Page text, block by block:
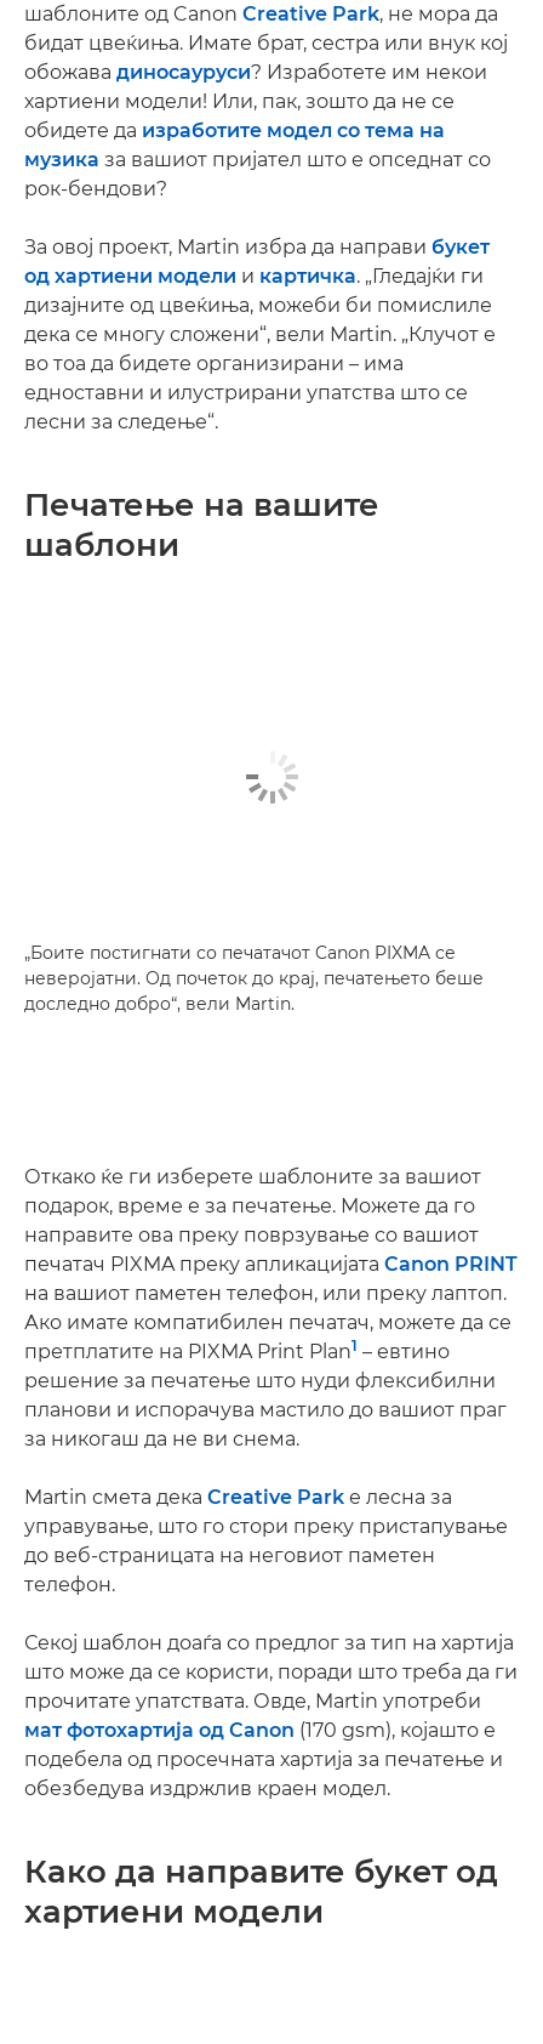
шаблоните од Canon Creative Park, не мора да
бидат цвеќиња. Имате брат, сестра или внук кој
обожава диносауруси? Изработете им некои
хартиени модели! Или, пак, зошто да не се
обидете да изработите модел со тема на
музика за вашиот пријател што е опседнат со
рок-бендови?
За овој проект, Martin избра да направи букет
од хартиени модели и картичка. „Гледајќи ги
дизајните од цвеќиња, можеби би помислиле
дека се многу сложени“, вели Martin. „Клучот е
во тоа да бидете организирани – има
едноставни и илустрирани упатства што се
лесни за следење“.
Печатење на вашите
шаблони
„Боите постигнати со печатачот Canon PIXMA се
неверојатни. Од почеток до крај, печатењето беше
доследно добро“, вели Martin.
Откако ќе ги изберете шаблоните за вашиот
подарок, време е за печатење. Можете да го
направите ова преку поврзување со вашиот
печатач PIXMA преку апликацијата Canon PRINT
на вашиот паметен телефон, или преку лаптоп.
Ако имате компатибилен печатач, можете да се
претплатите на PIXMA Print Plan1 – евтино
решение за печатење што нуди флексибилни
планови и испорачува мастило до вашиот праг
за никогаш да не ви снема.
Martin смета дека Creative Park е лесна за
управување, што го стори преку пристапување
до веб-страницата на неговиот паметен
телефон.
Секој шаблон доаѓа со предлог за тип на хартија
што може да се користи, поради што треба да ги
прочитате упатствата. Овде, Martin употреби
мат фотохартија од Canon (170 gsm), којашто е
подебела од просечната хартија за печатење и
обезбедува издржлив краен модел.
Како да направите букет од
хартиени модели